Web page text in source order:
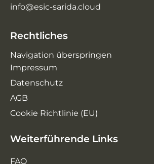
info@esic-sarida.cloud
Rechtliches
Navigation überspringen
Impressum
Datenschutz
AGB
Cookie Richtlinie (EU)
Weiterführende Links
FAQ